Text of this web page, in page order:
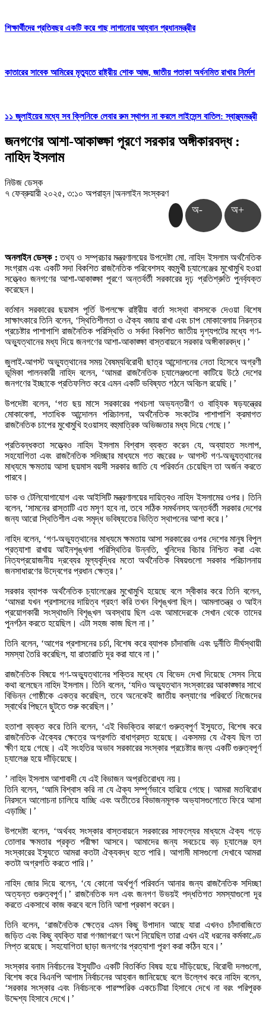
শিক্ষার্থীদের প্রতিবছর একটি করে গাছ লাগানোর আহ্বান প্রধানমন্ত্রীর
কাতারের সাবেক আমিরের মৃত্যুতে রাষ্ট্রীয় শোক আজ, জাতীয় পতাকা অর্ধনমিত রাখার নির্দেশ
১১ জুলাইয়ের মধ্যে সব ক্লিনিকে লেবার রুম স্থাপন না করলে লাইসেন্স বাতিল: স্বাস্থ্যমন্ত্রী
জনগণের আশা-আকাঙ্ক্ষা পূরণে সরকার অঙ্গীকারবদ্ধ :
নাহিদ ইসলাম
নিউজ ডেস্ক
৭ ফেব্রুয়ারী ২০২৫, ৩:১০ অপরাহ্ন |অনলাইন সংস্করণ
অ- অ+
অনলাইন ডেস্ক : তথ্য ও সম্প্রচার মন্ত্রণালয়ের উপদেষ্টা মো. নাহিদ ইসলাম অর্থনৈতিক
সংগ্রাম এবং একটি সদা বিকশিত রাজনৈতিক পরিবেশসহ বহুমুখী চ্যালেঞ্জের মুখোমুখি হওয়া
সত্ত্বেও জনগণের আশা-আকাঙ্ক্ষা পূরণে অন্তর্বর্তী সরকারের দৃঢ় প্রতিশ্রুতি পুনর্ব্যক্ত
করেছেন।
বর্তমান সরকারের ছয়মাস পূর্তি উপলক্ষে রাষ্ট্রীয় বার্তা সংস্থা বাসসকে দেওয়া বিশেষ
সাক্ষাৎকারে তিনি বলেন, ‘স্থিতিশীলতা ও ঐক্য বজায় রাখা এবং চাপ মোকাবেলায় নিরন্তর
প্রচেষ্টার পাশাপাশি রাজনৈতিক পরিস্থিতি ও সর্বদা বিকশিত জাতীয় দৃশ্যপটের মধ্যে গণ-
অভ্যুত্থানের মধ্য দিয়ে জনগণের আশা-আকাঙ্ক্ষা বাস্তবায়নে সরকার অঙ্গীকারবদ্ধ।’
জুলাই-আগস্ট অভ্যুত্থানের সময় বৈষম্যবিরোধী ছাত্র আন্দোলনের নেতা হিসেবে অগ্রণী
ভূমিকা পালনকারী নাহিদ বলেন, ‘আমরা রাজনৈতিক চ্যালেঞ্জগুলো কাটিয়ে উঠে দেশের
জনগণের ইচ্ছাকে প্রতিফলিত করে এমন একটি ভবিষ্যত গঠনে অবিচল রয়েছি।’
উপদেষ্টা বলেন, ‘গত ছয় মাসে সরকারের পথচলা অভ্যন্তরীণ ও বাহ্যিক ষড়যন্ত্রের
মোকাবেলা, শতাধিক আন্দোলন পরিচালনা, অর্থনৈতিক সংকটের পাশাপাশি ক্রমাগত
রাজনৈতিক চাপের মুখোমুখি হওয়াসহ বহুমাত্রিক অভিজ্ঞতার মধ্য দিয়ে গেছে।’
প্রতিবন্ধকতা সত্ত্বেও নাহিদ ইসলাম বিশ্বাস ব্যক্ত করেন যে, অব্যাহত সংলাপ,
সহযোগিতা এবং রাজনৈতিক সদিচ্ছার মাধ্যমে গত বছরের ৮ আগস্ট গণ-অভ্যুত্থানের
মাধ্যমে ক্ষমতায় আসা ছয়মাস বয়সী সরকার জাতি যে পরিবর্তন চেয়েছিল তা অর্জন করতে
পারবে।
ডাক ও টেলিযোগাযোগ এবং আইসিটি মন্ত্রণালয়ের দায়িত্বও নাহিদ ইসলামের ওপর। তিনি
বলেন, ‘সামনের রাস্তাটি এত মসৃণ হবে না, তবে সঠিক সমর্থনসহ অন্তর্বর্তী সরকার দেশের
জন্য আরো স্থিতিশীল এবং সমৃদ্ধ ভবিষ্যতের ভিত্তি স্থাপনের আশা করে।’
নাহিদ বলেন, ‘গণ-অভ্যুত্থানের মাধ্যমে ক্ষমতায় আসা সরকারের ওপর দেশের মানুষ বিপুল
প্রত্যাশা রাখায় আইনশৃঙ্খলা পরিস্থিতির উন্নতি, খুনিদের বিচার নিশ্চিত করা এবং
নিত্যপ্রয়োজনীয় দ্রব্যের মূল্যবৃদ্ধির মতো অর্থনৈতিক বিষয়গুলো সরকার পরিচালনায়
জনসাধারণের উদ্বেগের প্রধান ক্ষেত্র।’
সরকার ব্যাপক অর্থনৈতিক চ্যালেঞ্জের মুখোমুখি হয়েছে বলে স্বীকার করে তিনি বলেন,
‘আমরা যখন প্রশাসনের দায়িত্ব গ্রহণ করি তখন বিশৃঙ্খলা ছিল। আমলাতন্ত্র ও আইন
প্রয়োগকারী সংস্থাগুলি বিশৃঙ্খল অবস্থায় ছিল এবং আমাদেরকে সেখান থেকে তাদের
পুনর্গঠন করতে হয়েছিল। এটা সহজ কাজ ছিল না।’
তিনি বলেন, ‘আগের প্রশাসনের চর্চা, বিশেষ করে ব্যাপক চাঁদাবাজি এবং দুর্নীতি দীর্ঘস্থায়ী
সমস্যা তৈরি করেছিল, যা রাতারাতি দূর করা যাবে না।’
রাজনৈতিক বিষয়ে গণ-অভ্যুত্থানের শক্তির মধ্যে যে বিভেদ দেখা দিয়েছে সেসব নিয়ে
কথা বলেছেন নাহিদ ইসলাম। তিনি বলেন, ‘যদিও অভ্যুত্থান সংস্কারের আকাঙ্ক্ষার সাথে
বিভিন্ন গোষ্ঠীকে একত্র করেছিল, তবে অনেকেই জাতীয় কল্যাণের পরিবর্তে নিজেদের
স্বার্থের পিছনে ছুটতে শুরু করেছিল।’
হতাশা ব্যক্ত করে তিনি বলেন, ‘এই বিভক্তির কারণে গুরুত্বপূর্ণ ইস্যুতে, বিশেষ করে
রাজনৈতিক ঐক্যের ক্ষেত্রে অগ্রগতি বাধাগ্রস্ত হয়েছে। একসময় যে ঐক্য ছিল তা
ক্ষীণ হয়ে গেছে। এই সংহতির অভাব সরকারের সংস্কার প্রচেষ্টার জন্য একটি গুরুত্বপূর্ণ
চ্যালেঞ্জ হয়ে দাঁড়িয়েছে।
’ নাহিদ ইসলাম আশাবাদী যে এই বিভাজন অপ্রতিরোধ্য নয়।
তিনি বলেন, ‘আমি বিশ্বাস করি না যে ঐক্য সম্পূর্ণভাবে হারিয়ে গেছে। আমরা মতবিরোধ
নিরসনে আলোচনা চালিয়ে যাচ্ছি এবং অতীতের বিভাজনমূলক অভ্যাসগুলোতে ফিরে আসা
এড়াচ্ছি।’
উপদেষ্টা বলেন, ‘অর্থবহ সংস্কার বাস্তবায়নে সরকারের সাফল্যের মাধ্যমে ঐক্য গড়ে
তোলার ক্ষমতার প্রকৃত পরীক্ষা আসবে। আমাদের জন্য সবচেয়ে বড় চ্যালেঞ্জ হল
সংস্কারের ইস্যুতে আমরা কতটা ঐক্যবদ্ধ হতে পারি। আগামী মাসগুলো দেখাবে আমরা
কতটা অগ্রগতি করতে পারি।’
নাহিদ জোর দিয়ে বলেন, ‘যে কোনো অর্থপূর্ণ পরিবর্তন আনার জন্য রাজনৈতিক সদিচ্ছা
অত্যন্ত গুরুত্বপূর্ণ।’ রাজনৈতিক দল এবং জনগণ উভয়ই পদ্ধতিগত সমস্যাগুলো দূর
করতে একসাথে কাজ করবে বলে তিনি আশা প্রকাশ করেন।
তিনি বলেন, ‘রাজনৈতিক ক্ষেত্রে এমন কিছু উপাদান আছে যারা এখনও চাঁদাবাজিতে
জড়িত এবং কিছু ব্যক্তি যারা গণজাগরণে অংশ নিয়েছিল তারা এখন এই ধরনের কর্মকাণ্ডে
লিপ্ত রয়েছে। সহযোগিতা ছাড়া জনগণের প্রত্যাশা পূরণ করা কঠিন হবে।’
সংস্কার বনাম নির্বাচনের ইস্যুটিও একটি বিতর্কিত বিষয় হয়ে দাঁড়িয়েছে, বিরোধী দলগুলো,
বিশেষ করে বিএনপি আগাম নির্বাচনের আহ্বান জানিয়েছে বলে উল্লেখ করে নাহিদ বলেন,
‘সরকার সংস্কার এবং নির্বাচনকে পারস্পরিক একচেটিয়া হিসাবে দেখে না বরং পরিপূরক
উদ্দেশ্য হিসাবে দেখে।’